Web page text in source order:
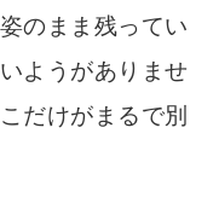
のまま残ってい
ようがありませ
だけがまるで別